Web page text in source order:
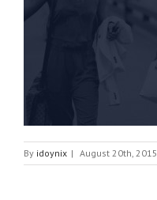
By idoynix | August 20th, 2015